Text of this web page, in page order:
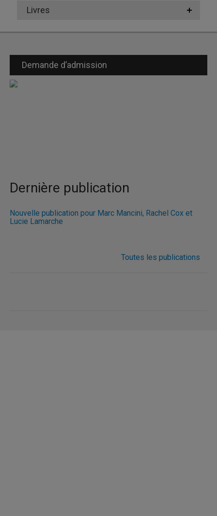
Livres
Demande d’admission
Dernière publication
Nouvelle publication pour Marc Mancini, Rachel Cox et
Lucie Lamarche
Toutes les publications